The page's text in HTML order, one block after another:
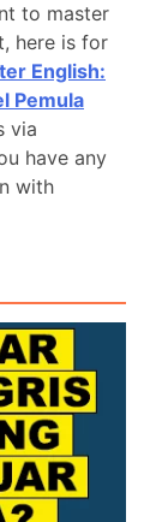
to master
here is for
English:
Pemula
via
have any
with